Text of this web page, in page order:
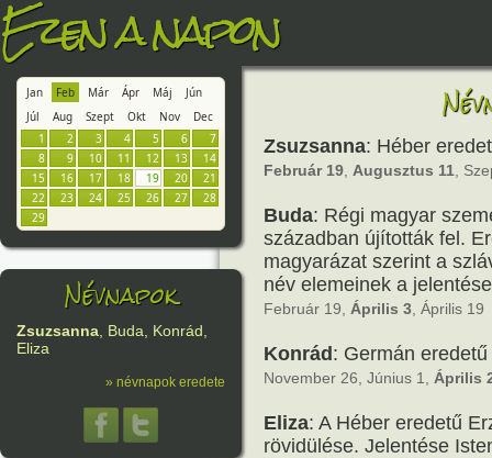
Ezen a napon
Jan Feb Már Ápr Máj
Jún
Júl
Aug Szept Okt Nov
Dec
1
2 3 4 5 6
7
8
9 10 11 12 13
14
15
16 17 18 19 20
21
22
23 24 25 26 27
28
29
Névnapok
Zsuzsanna, Buda, Konrád,
Eliza
» névnapok eredete
Zsuzsanna: Héber
Február 19 Augusztus 11 ,
Buda: Régi magyar
században újították fel.
magyarázat szerint a
név elemeinek a
Február 19, Április 3 , Április 19
Konrád : Germán
November 26, Június 1, Április
Eliza: A Héber eredetű
rövidülése. Jelentése